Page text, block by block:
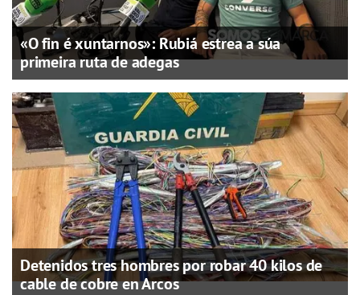
«O fin é xuntarnos»: Rubiá estrea a súa
primeira ruta de adegas
Detenidos tres hombres por robar 40 kilos de
cable de cobre en Arcos